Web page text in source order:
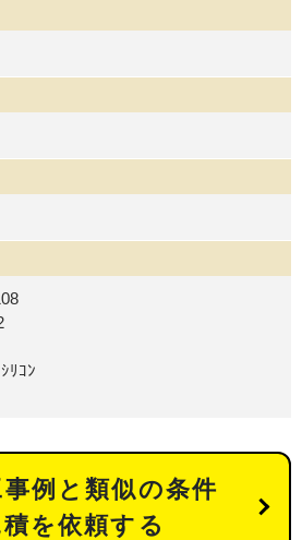
ﾘｺﾝ
例と類似の条件
を依頼する